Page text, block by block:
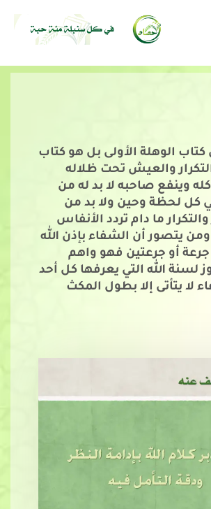
الوهلة الأولى بل هو كتاب
والعيش تحت ظلاله
وينفع صاحبه لا بد له من
كل لحظة وحين ولا بد من
ما دام تردد الأنفاس
يتصور أن الشفاء بإذن الله
أو جرعتين فهو واهم
لسنة الله التي يعرفها كل أحد
لا يتأتى إلا بطول المكث